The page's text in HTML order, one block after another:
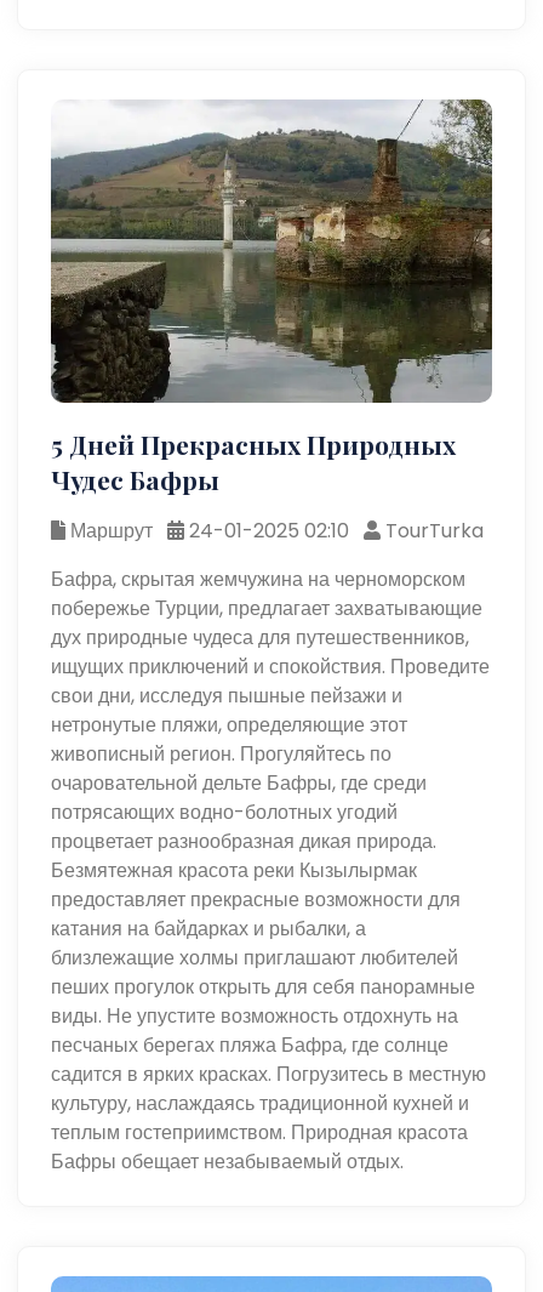
5 Дней Прекрасных Природных
Чудес Бафры
Маршрут 24-01-2025 02:10
TourTurka
Бафра, скрытая жемчужина на черноморском
побережье Турции, предлагает захватывающие
дух природные чудеса для путешественников,
ищущих приключений и спокойствия. Проведите
свои дни, исследуя пышные пейзажи и
нетронутые пляжи, определяющие этот
живописный регион. Прогуляйтесь по
очаровательной дельте Бафры, где среди
потрясающих водно-болотных угодий
процветает разнообразная дикая природа.
Безмятежная красота реки Кызылырмак
предоставляет прекрасные возможности для
катания на байдарках и рыбалки, а
близлежащие холмы приглашают любителей
пеших прогулок открыть для себя панорамные
виды. Не упустите возможность отдохнуть на
песчаных берегах пляжа Бафра, где солнце
садится в ярких красках. Погрузитесь в местную
культуру, наслаждаясь традиционной кухней и
теплым гостеприимством. Природная красота
Бафры обещает незабываемый отдых.